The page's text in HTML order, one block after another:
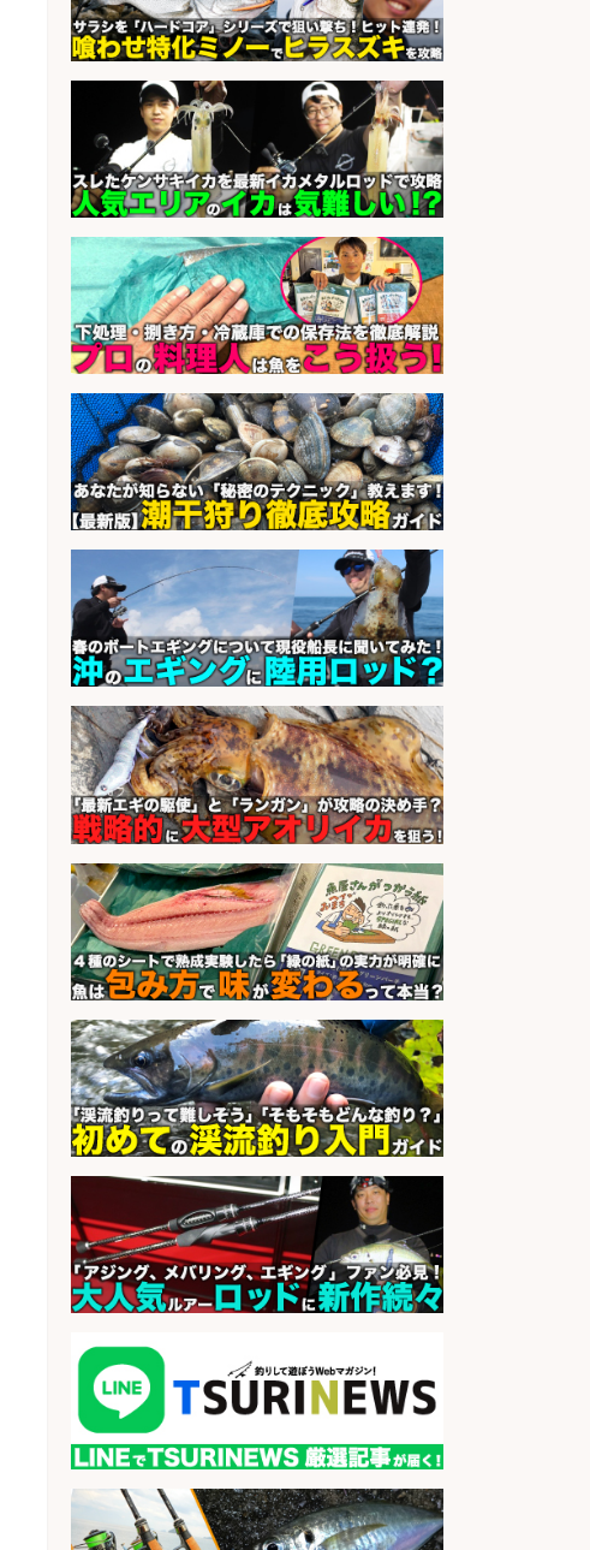
務OK/希望休が取得できる/広島県
会社名 株式会社ホットスタッフ五日市
sponsored by 求人ボックス
精肉・青果・鮮魚販売/「志布志
市」「時給1,150円〜」志布志市内
でお魚のカットや商品の陳列スタッ
フ/車通勤OK×時間選べる×未経験歓
迎/鹿児島県/志布志市
会社名 株式会社ホットスタッフ鹿児島
sponsored by 求人ボックス
さらに求人情報を見る